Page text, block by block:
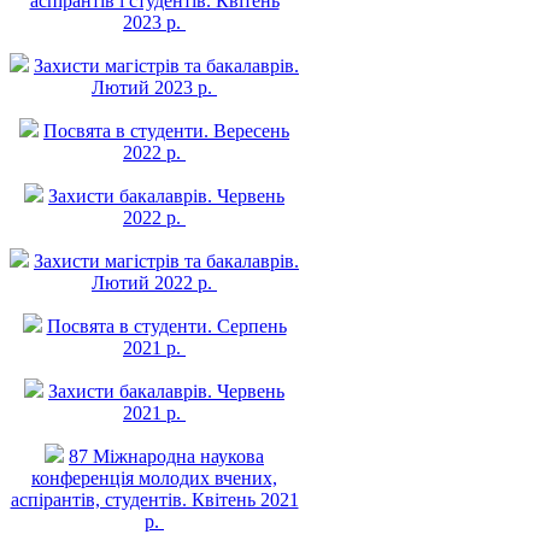
2023 р.
Захисти магістрів та бакалаврів.
Лютий 2023 р.
Посвята в студенти. Вересень
2022 р.
Захисти бакалаврів. Червень
2022 р.
Захисти магістрів та бакалаврів.
Лютий 2022 р.
Посвята в студенти. Серпень
2021 р.
Захисти бакалаврів. Червень
2021 р.
87 Міжнародна наукова
конференція молодих вчених,
аспірантів, студентів. Квітень 2021
р.